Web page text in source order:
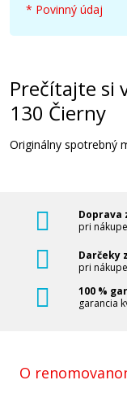
* Povinný údaj
Prečítajte si
130 Čierny
Originálny spotrebný
Doprava
pri
Darčeky
pri
100 %
garancia
O